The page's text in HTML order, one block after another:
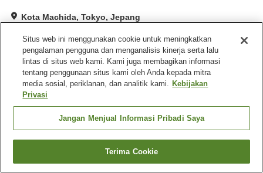
Kota Machida, Tokyo, Jepang
Sangat baik Ulasan: 720
Fasilitas properti
Restoran
Beranda Jepang Tokyo Kota Machida Hotel Machida Villa
Cari kamar
Situs web ini menggunakan cookie untuk meningkatkan
pengalaman pengguna dan menganalisis kinerja serta lalu
lintas di situs web kami. Kami juga membagikan informasi
tentang penggunaan situs kami oleh Anda kepada mitra
media sosial, periklanan, dan analitik kami. Kebijakan
Privasi
Jangan Menjual Informasi Pribadi Saya
Terima Cookie